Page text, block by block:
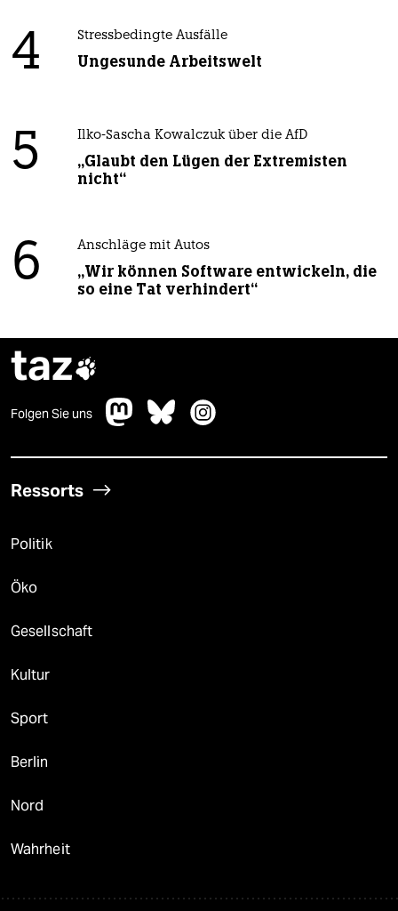
4 Stressbedingte Ausfälle
Ungesunde Arbeitswelt
5 Ilko-Sascha Kowalczuk über die AfD
„Glaubt den Lügen der Extremisten
nicht“
6 Anschläge mit Autos
„Wir können Software entwickeln, die
so eine Tat verhindert“
taz
Folgen Sie uns
Ressorts
Politik
Öko
Gesellschaft
Kultur
Sport
Berlin
Nord
Wahrheit